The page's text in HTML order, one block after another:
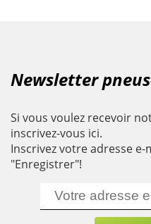
Newsletter
Si vous voulez recevoir
inscrivez-vous ici.
Inscrivez votre adresse
"Enregistrer"!